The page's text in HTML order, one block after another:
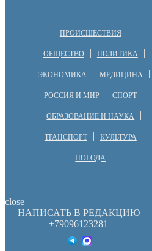
ПРОИСШЕСТВИЯ
ОБЩЕСТВО ПОЛИТИКА
ЭКОНОМИКА МЕДИЦИНА
РОССИЯ И МИР СПОРТ
ОБРАЗОВАНИЕ И НАУКА
ТРАНСПОРТ КУЛЬТУРА
ПОГОДА
close
НАПИСАТЬ В РЕДАКЦИЮ
+79096123281